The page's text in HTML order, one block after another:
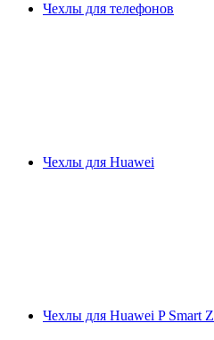
Чехлы для телефонов
Чехлы для Huawei
Чехлы для Huawei P Smart Z